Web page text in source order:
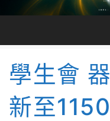
學生會
新至